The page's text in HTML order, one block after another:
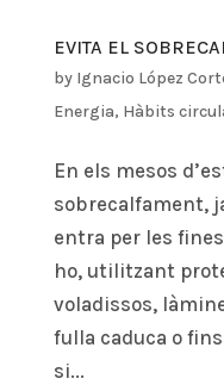
EVITA EL
by Ignacio López
Energia, Hàbits
En els mesos
sobrecalfament,
entra per les
ho, utilitzant
voladissos,
fulla caduca o
si...